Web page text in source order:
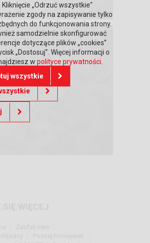
„Odrzuć wszystkie"
zgody na zapisywanie tylko
do funkcjonowania strony.
samodzielnie skonfigurować
dotyczące plików „cookies”
„Dostosuj”. Więcej informacji o
w polityce prywatności
wszystkie